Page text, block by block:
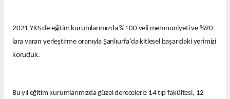
2021 YKS de eğitim kurumlarımızda %100 veli memnuniyeti ve %90
lara varan yerleştirme oranıyla Şanlıurfa’da kitlesel başarıdaki yerimizi
koruduk.
Bu yıl eğitim kurumlarımızda güzel derecelerle 14 tıp fakültesi, 12